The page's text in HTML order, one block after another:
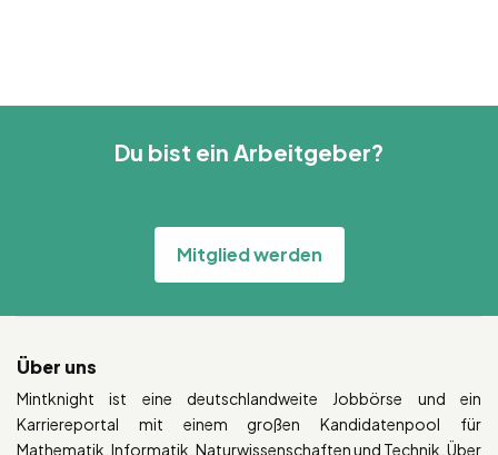
Du bist ein Arbeitgeber?
Mitglied werden
Über uns
Mintknight ist eine deutschlandweite Jobbörse und ein
Karriereportal mit einem großen Kandidatenpool für
Mathematik, Informatik, Naturwissenschaften und Technik. Über